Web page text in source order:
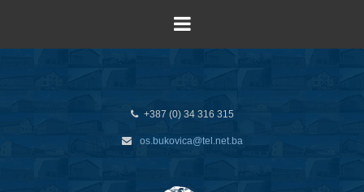
+387 (0) 34 316 315
os.bukovica@tel.net.ba